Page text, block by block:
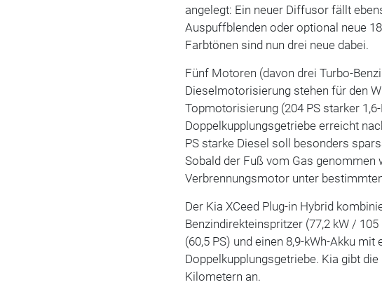
angelegt: Ein neuer Diffusor fällt
Auspuffblenden oder optional neue
Farbtönen sind nun drei neue dabei.
Fünf Motoren (davon drei Turbo-
Dieselmotorisierung stehen für den
Topmotorisierung (204 PS starker
Doppelkupplungsgetriebe erreicht
PS starke Diesel soll besonders
Sobald der Fuß vom Gas genommen
Verbrennungsmotor unter
Der Kia XCeed Plug-in Hybrid
Benzindirekteinspritzer (77,2 kW /
(60,5 PS) und einen 8,9-kWh-Akku mit
Doppelkupplungsgetriebe. Kia gibt
Kilometern an.